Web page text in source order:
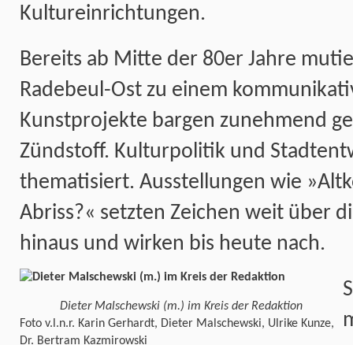
Kultureinrichtungen.
Bereits ab Mitte der 80er Jahre
Radebeul-Ost zu einem
Kunstprojekte bargen zunehmend
Zündstoff. Kulturpolitik und
thematisiert. Ausstellungen wie
Abriss?« setzten Zeichen weit über
hinaus und wirken bis heute nach.
Dieter Malschewski (m.) im Kreis der Redaktion
Foto v.l.n.r. Karin Gerhardt, Dieter Malschewski, Ulrike Kunze,
Dr. Bertram Kazmirowski